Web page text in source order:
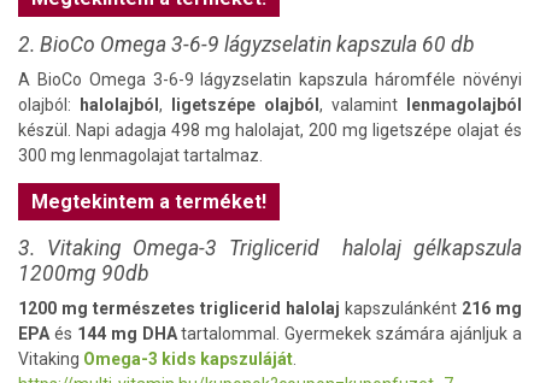
2. BioCo Omega 3-6-9 lágyzselatin kapszula 60 db
A BioCo Omega 3-6-9 lágyzselatin kapszula háromféle növényi
olajból:
halolajból , ligetszépe olajból , valamint
lenmagolajból
készül. Napi adagja 498 mg halolajat, 200 mg ligetszépe olajat és
300 mg lenmagolajat tartalmaz.
Megtekintem a terméket!
3. Vitaking Omega-3 Triglicerid halolaj gélkapszula
1200mg 90db
1200 mg természetes triglicerid halolaj kapszulánként 216 mg
EPA és 144 mg DHAtartalommal. Gyermekek számára ajánljuk a
Vitaking Omega-3 kids kapszuláját